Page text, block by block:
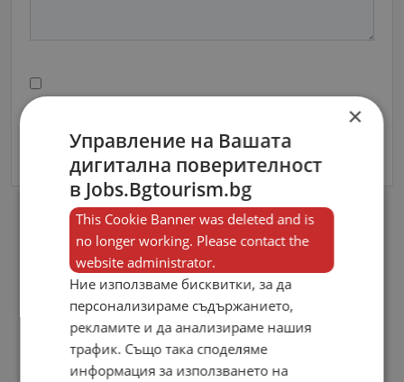
Изпрати Съобщение
×
Управление на Вашата
дигитална поверителност
в Jobs.Bgtourism.bg
This Cookie Banner was deleted and is
no longer working. Please contact the
website administrator.
Ние използваме бисквитки, за да
персонализираме съдържанието,
рекламите и да анализираме нашия
трафик. Също така споделяме
информация за използването на